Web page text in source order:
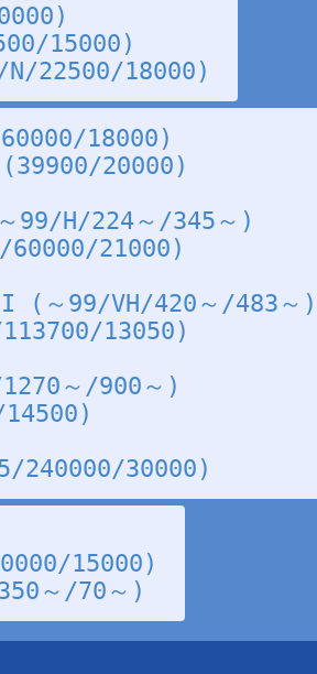
15000)
N/22500/18000)
18000)
(39900/20000)
99/H/224～/345～)
60000/21000)
(～99/VH/420～/483～)
13050)
～/900～)
240000/30000)
15000)
～/70～)